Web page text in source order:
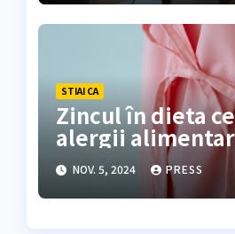
STIAI CA
Zincul în dieta
alergii
NOV. 5, 2024 PRESS